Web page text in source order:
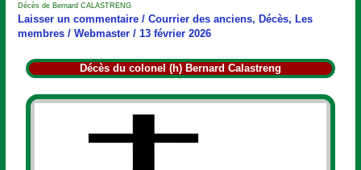
Décès de Bernard CALASTRENG
Laisser un commentaire /Courrier des anciens,Décès,Les
membres /Webmaster/ 13 février 2026
Décès du colonel (h) Bernard Calastreng
Bernard
CALASTRENG